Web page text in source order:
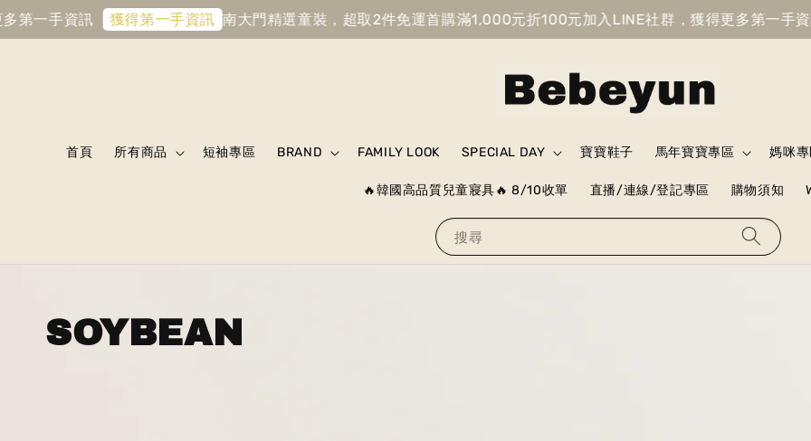
第一手資訊 獲得第一手資訊 南大門精選童裝，超取2件免運首購滿1,000元折100元加入LINE社群，獲得更多第一手資
搜尋
首頁 所有商品 短袖專區 BRAND FAMILY LOOK SPECIAL DAY 寶寶鞋子 馬年寶寶專區 媽咪
🔥韓國高品質兒童寢具🔥 8/10收單 直播/連線/登記專區 購物須知
SOYBEAN